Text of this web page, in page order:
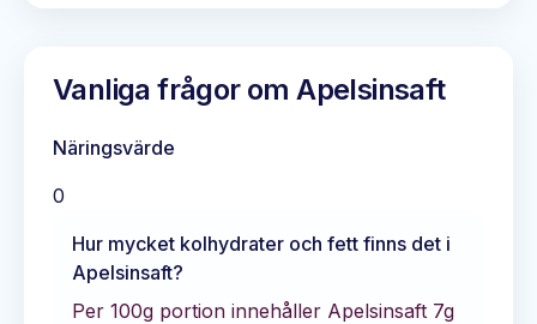
Vanliga frågor omApelsinsaft
Näringsvärde
0
Hur mycket kolhydrater och fett finns det i
Apelsinsaft?
Per 100g portion innehåller Apelsinsaft 7g